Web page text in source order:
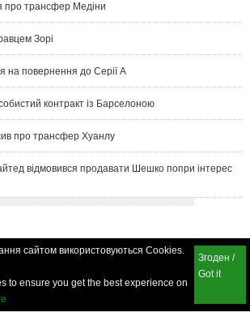
про трансфер Медіни
Зорі
на повернення до Серії А
контракт із Барселоною
про трансфер Хуанлу
відмовився продавати Шешко попри інтерес
сайтом використовуються Cookies.
to ensure you get the best experience on
Згоден /
Got it